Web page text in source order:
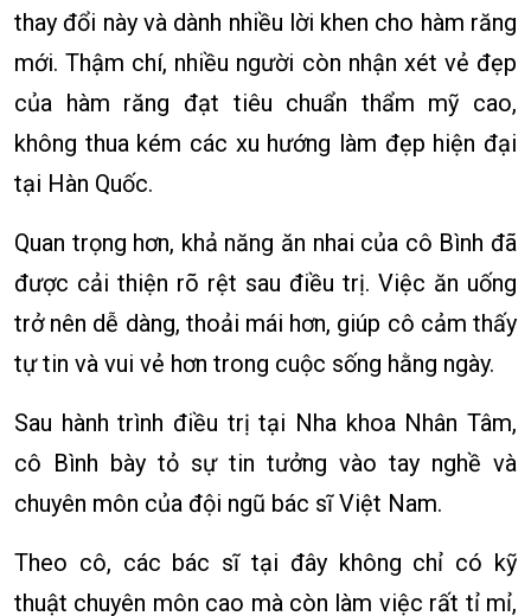
thay đổi này và dành nhiều lời khen cho hàm răng
mới. Thậm chí, nhiều người còn nhận xét vẻ đẹp
của hàm răng đạt tiêu chuẩn thẩm mỹ cao,
không thua kém các xu hướng làm đẹp hiện đại
tại Hàn Quốc.
Quan trọng hơn, khả năng ăn nhai của cô Bình đã
được cải thiện rõ rệt sau điều trị. Việc ăn uống
trở nên dễ dàng, thoải mái hơn, giúp cô cảm thấy
tự tin và vui vẻ hơn trong cuộc sống hằng ngày.
Sau hành trình điều trị tại Nha khoa Nhân Tâm,
cô Bình bày tỏ sự tin tưởng vào tay nghề và
chuyên môn của đội ngũ bác sĩ Việt Nam.
Theo cô, các bác sĩ tại đây không chỉ có kỹ
thuật chuyên môn cao mà còn làm việc rất tỉ mỉ,